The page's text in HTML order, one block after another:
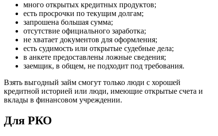
много открытых кредитных продуктов;
есть просрочки по текущим долгам;
запрошена большая сумма;
отсутствие официального заработка;
не хватает документов для оформления;
есть судимость или открытые судебные дела;
в анкете предоставлены ложные сведения;
заемщик, в общем, не подходит под требования.
Взять выгодный займ смогут только люди с хорошей
кредитной историей или люди, имеющие открытые счета и
вклады в финансовом учреждении.
Для РКО